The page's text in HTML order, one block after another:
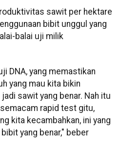
sawit per hektare
bibit unggul yang
balai uji milik
DNA, yang memastikan
yang mau kita bikin
sawit yang benar. Nah itu
rapid test gitu,
kita kecambahkan, ini yang
yang benar," beber